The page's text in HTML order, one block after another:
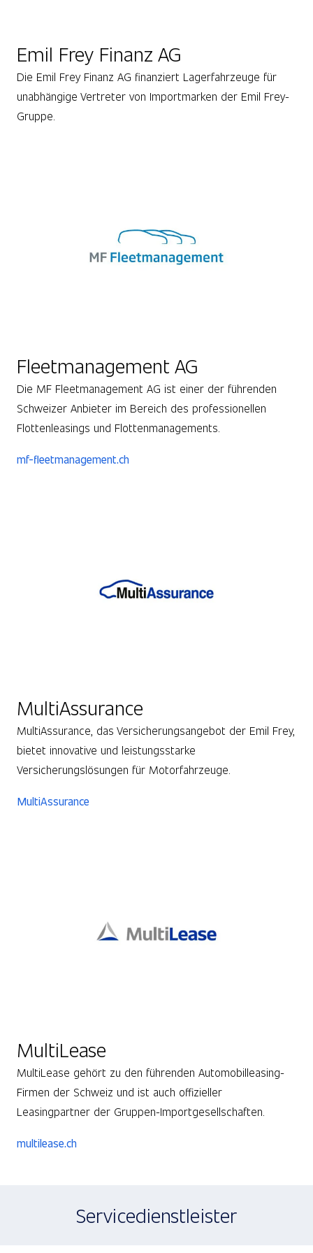
Emil Frey Finanz AG
Die Emil Frey Finanz AG finanziert Lagerfahrzeuge für
unabhängige Vertreter von Importmarken der Emil Frey-
Gruppe.
Fleetmanagement AG
Die MF Fleetmanagement AG ist einer der führenden
Schweizer Anbieter im Bereich des professionellen
Flottenleasings und Flottenmanagements.
mf-fleetmanagement.ch
MultiAssurance
MultiAssurance, das Versicherungsangebot der Emil Frey,
bietet innovative und leistungsstarke
Versicherungslösungen für Motorfahrzeuge.
MultiAssurance
MultiLease
MultiLease gehört zu den führenden Automobilleasing-
Firmen der Schweiz und ist auch offizieller
Leasingpartner der Gruppen-Importgesellschaften.
multilease.ch
Servicedienstleister